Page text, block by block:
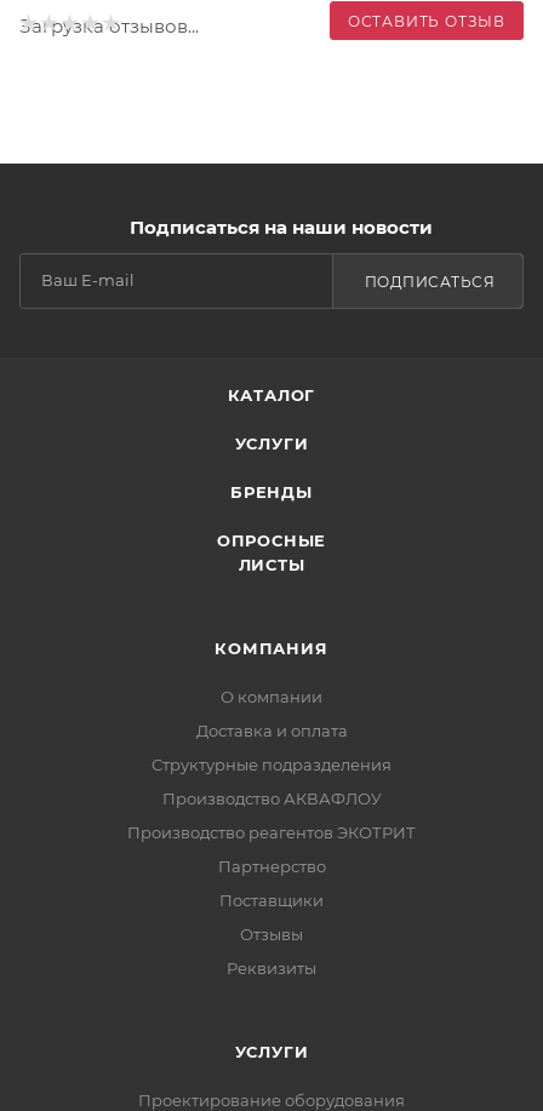
ОСТАВИТЬ ОТЗЫВ
Загрузка отзывов...
Подписаться на наши новости
ПОДПИСАТЬСЯ
КАТАЛОГ
УСЛУГИ
БРЕНДЫ
ОПРОСНЫЕ
ЛИСТЫ
КОМПАНИЯ
О компании
Доставка и оплата
Структурные подразделения
Производство АКВАФЛОУ
Производство реагентов ЭКОТРИТ
Партнерство
Поставщики
Отзывы
Реквизиты
УСЛУГИ
Проектирование оборудования